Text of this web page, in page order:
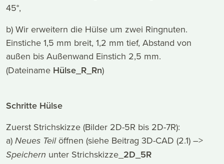
45°,
b) Wir erweitern die Hülse um zwei Ringnuten.
Einstiche 1,5 mm breit, 1,2 mm tief, Abstand von
außen bis Außenwand Einstich 2,5 mm.
(Dateiname Hülse_R_Rn)
Schritte Hülse
Zuerst Strichskizze (Bilder 2D-5R bis 2D-7R):
a)Neues Teilöffnen (siehe Beitrag 3D-CAD (2.1) –>
Speichern unter Strichskizze_ 2D_5R